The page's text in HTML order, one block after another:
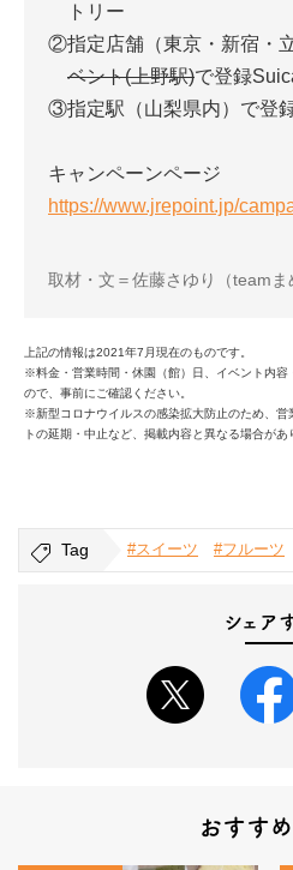
トリー
②指定店舗（東京・新宿・
ベント(上野駅)で登録
③指定駅（山梨県内）で登
キャンペーンページ
https://www.jrepoint.jp/
取材・文＝佐藤さゆり（team
上記の情報は2021年7月現在のものです。
※料金・営業時間・休園（館）日、イベント内
ので、事前にご確認ください。
※新型コロナウイルスの感染拡大防止のため、営
トの延期・中止など、掲載内容と異なる場合があ
Tag #スイーツ #フルーツ
シェア
おすす